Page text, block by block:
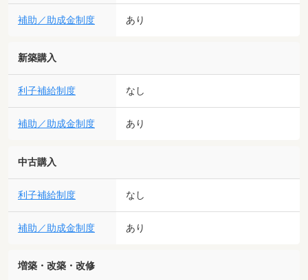
補助／助成金制度 あり
新築購入
利子補給制度 なし
補助／助成金制度 あり
中古購入
利子補給制度 なし
補助／助成金制度 あり
増築・改築・改修